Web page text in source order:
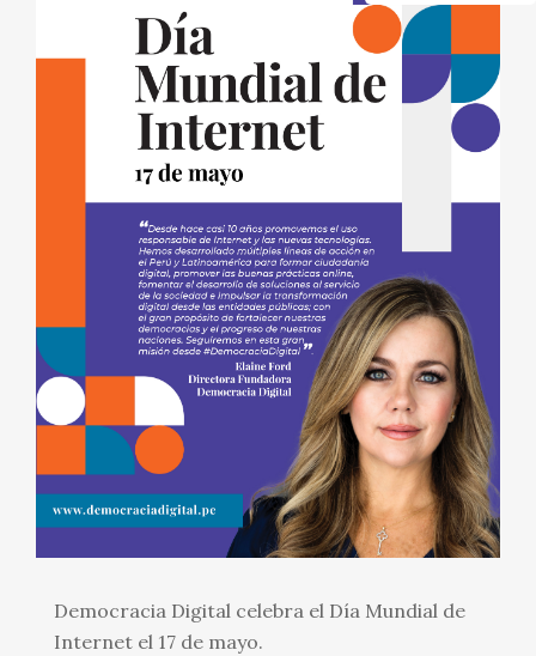
Democracia Digital celebra el Día Mundial de
Internet el 17 de mayo.